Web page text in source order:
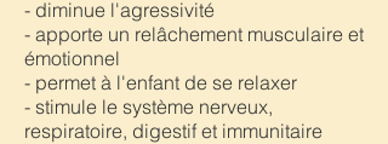
- diminue l'agressivité
- apporte un relâchement musculaire et
émotionnel
- permet à l'enfant de se relaxer
- stimule le système nerveux,
respiratoire, digestif et immunitaire